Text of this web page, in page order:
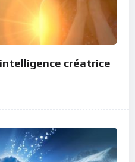
créatrice